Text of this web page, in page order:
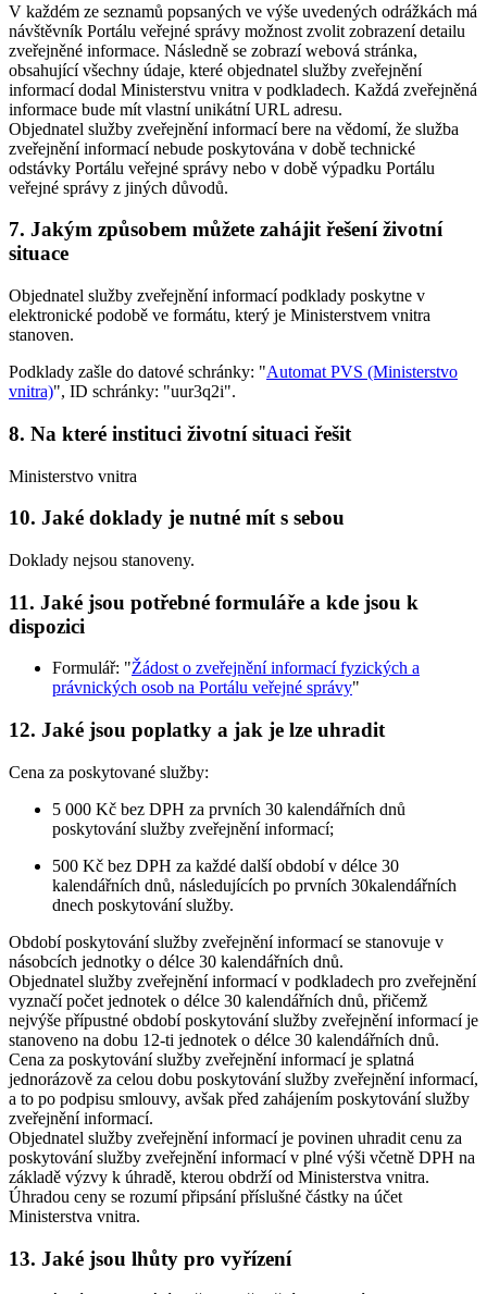
V každém ze seznamů popsaných ve výše uvedených odrážkách má
návštěvník Portálu veřejné správy možnost zvolit zobrazení detailu
zveřejněné informace. Následně se zobrazí webová stránka,
obsahující všechny údaje, které objednatel služby zveřejnění
informací dodal Ministerstvu vnitra v podkladech. Každá zveřejněná
informace bude mít vlastní unikátní URL adresu.
Objednatel služby zveřejnění informací bere na vědomí, že služba
zveřejnění informací nebude poskytována v době technické
odstávky Portálu veřejné správy nebo v době výpadku Portálu
veřejné správy z jiných důvodů.
7. Jakým způsobem můžete zahájit řešení životní
situace
Objednatel služby zveřejnění informací podklady poskytne v
elektronické podobě ve formátu, který je Ministerstvem vnitra
stanoven.
Podklady zašle do datové schránky: "Automat PVS (Ministerstvo
vnitra)", ID schránky: "uur3q2i".
8. Na které instituci životní situaci řešit
Ministerstvo vnitra
10. Jaké doklady je nutné mít s sebou
Doklady nejsou stanoveny.
11. Jaké jsou potřebné formuláře a kde jsou k
dispozici
Formulář: "Žádost o zveřejnění informací fyzických a
právnických osob na Portálu veřejné správy"
12. Jaké jsou poplatky a jak je lze uhradit
Cena za poskytované služby:
5 000 Kč bez DPH za prvních 30 kalendářních dnů
poskytování služby zveřejnění informací;
500 Kč bez DPH za každé další období v délce 30
kalendářních dnů, následujících po prvních 30kalendářních
dnech poskytování služby.
Období poskytování služby zveřejnění informací se stanovuje v
násobcích jednotky o délce 30 kalendářních dnů.
Objednatel služby zveřejnění informací v podkladech pro zveřejnění
vyznačí počet jednotek o délce 30 kalendářních dnů, přičemž
nejvýše přípustné období poskytování služby zveřejnění informací je
stanoveno na dobu 12-ti jednotek o délce 30 kalendářních dnů.
Cena za poskytování služby zveřejnění informací je splatná
jednorázově za celou dobu poskytování služby zveřejnění informací,
a to po podpisu smlouvy, avšak před zahájením poskytování služby
zveřejnění informací.
Objednatel služby zveřejnění informací je povinen uhradit cenu za
poskytování služby zveřejnění informací v plné výši včetně DPH na
základě výzvy k úhradě, kterou obdrží od Ministerstva vnitra.
Úhradou ceny se rozumí připsání příslušné částky na účet
Ministerstva vnitra.
13. Jaké jsou lhůty pro vyřízení